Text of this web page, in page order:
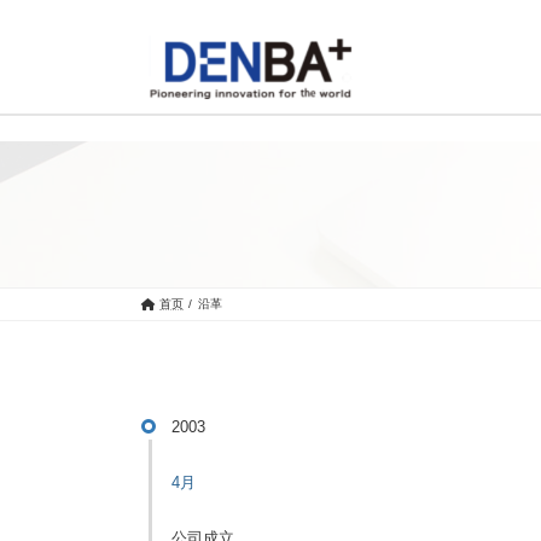
首页 / 沿革
2003
4月